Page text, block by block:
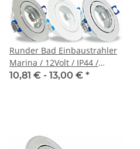
Runder Bad Einbaustrahler
Marina / 12Volt / IP44 /
Ohne LED Leuchtmittel
10,81 € - 13,00 € *